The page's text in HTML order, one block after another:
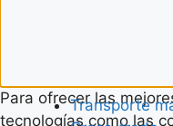
Para ofrecer las
tecnologías como las
Transporte